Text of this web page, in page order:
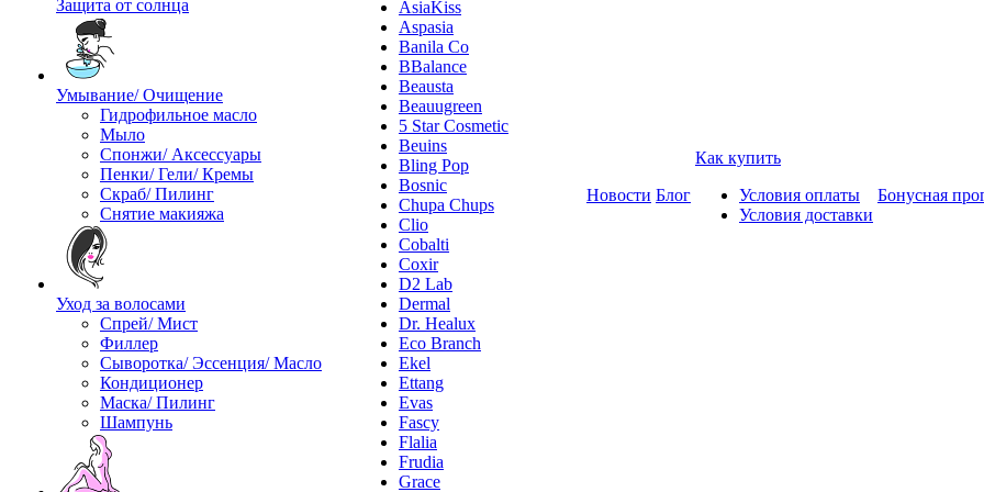
Защита от солнца
Умывание/ Очищение
Гидрофильное масло
Мыло
Спонжи/ Аксессуары
Пенки/ Гели/ Кремы
Скраб/ Пилинг
Снятие макияжа
Уход за волосами
Спрей/ Мист
Филлер
Сыворотка/ Эссенция/ Масло
Кондиционер
Маска/ Пилинг
Шампунь
AsiaKiss
Aspasia
Banila Co
BBalance
Beausta
Beauugreen
5 Star Cosmetic
Beuins
Bling Pop
Bosnic
Chupa Chups
Clio
Cobalti
Coxir
D2 Lab
Dermal
Dr. Healux
Eco Branch
Ekel
Ettang
Evas
Fascy
Flalia
Frudia
Grace
Новости Блог
Как купить
Условия оплаты
Условия доставки
Бонусная